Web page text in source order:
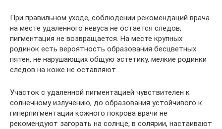
При правильном уходе, соблюдении рекомендаций врача
на месте удаленного невуса не остается следов,
пигментация не возвращается. На месте крупных
родинок есть вероятность образования бесцветных
пятен, не нарушающих общую эстетику, мелкие родинки
следов на коже не оставляют.
Участок с удаленной пигментацией чувствителен к
солнечному излучению, до образования устойчивого к
гиперпигментации кожного покрова врачи не
рекомендуют загорать на солнце, в солярии, настаивают